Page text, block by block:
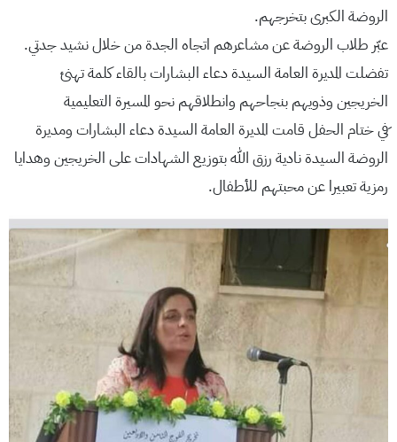
الروضة الكبرى بتخرجهم.
عبّر طلاب الروضة عن مشاعرهم اتجاه الجدة من خلال نشيد جدتي.
تفضلت المديرة العامة السيدة دعاء البشارات بالقاء كلمة تهنئ
الخريجين وذويهم بنجاحهم وانطلاقهم نحو المسيرة التعليمية
َفي ختام الحفل قامت المديرة العامة السيدة دعاء البشارات ومديرة
الروضة السيدة نادية رزق الله بتوزيع الشهادات على الخريجين وهدايا
رمزية تعبيرا عن محبتهم للأطفال.